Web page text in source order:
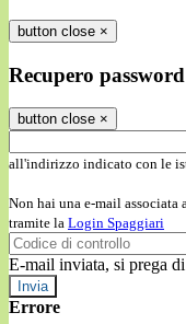
button close ×
Recupero password
button close ×
all'indirizzo indicato con le
Non hai una e-mail associata
tramite la Login Spaggiari
E-mail inviata, si prega
Errore